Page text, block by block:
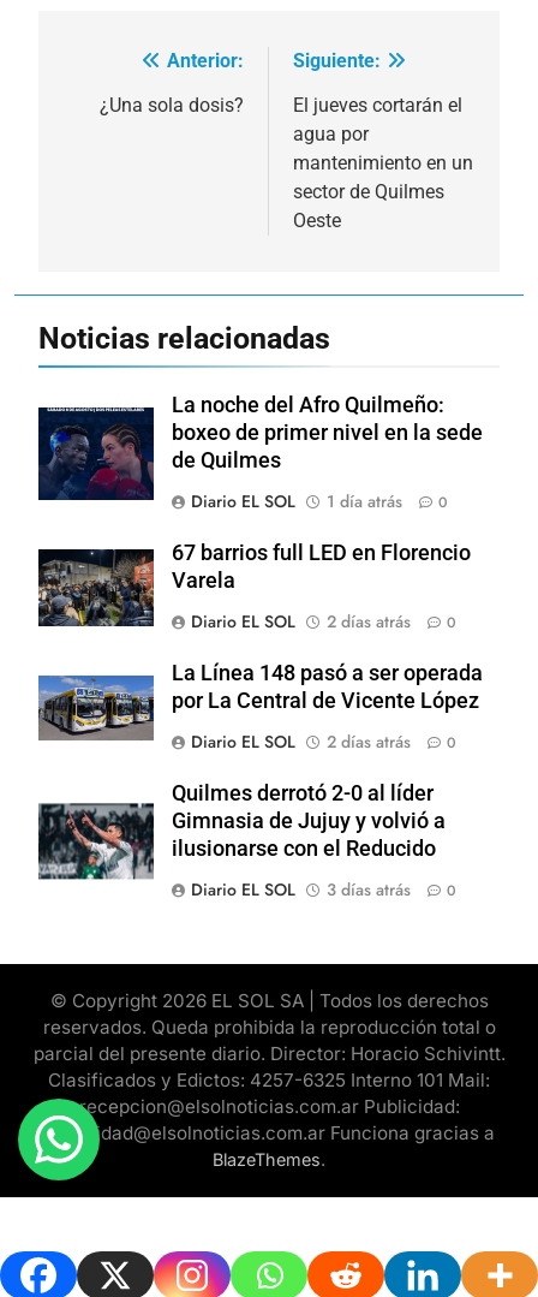
Navegación
Anterior:
¿Una sola dosis?
Siguiente:
El jueves cortarán el
agua por
mantenimiento en un
sector de Quilmes
Oeste
Noticias relacionadas
La noche del Afro Quilmeño:
boxeo de primer nivel en la sede
de Quilmes
Diario EL SOL
1 día atrás 0
67 barrios full LED en Florencio
Varela
Diario EL SOL
2 días atrás 0
La Línea 148 pasó a ser operada
por La Central de Vicente López
Diario EL SOL
2 días atrás 0
Quilmes derrotó 2-0 al líder
Gimnasia de Jujuy y volvió a
ilusionarse con el Reducido
Diario EL SOL
3 días atrás 0
© Copyright 2026 EL SOL SA | Todos los derechos
reservados. Queda prohibida la reproducción total o
parcial del presente diario. Director: Horacio Schivintt.
Clasificados y Edictos: 4257-6325 Interno 101 Mail:
recepcion@elsolnoticias.com.ar Publicidad:
publicidad@elsolnoticias.com.ar Funciona gracias a
BlazeThemes.